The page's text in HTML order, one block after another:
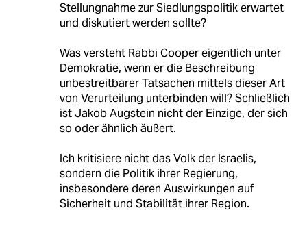
Stellungnahme zur Siedlungspolitik erwartet
und diskutiert werden sollte?
Was versteht Rabbi Cooper eigentlich unter
Demokratie, wenn er die Beschreibung
unbestreitbarer Tatsachen mittels dieser Art
von Verurteilung unterbinden will? Schließlich
ist Jakob Augstein nicht der Einzige, der sich
so oder ähnlich äußert.
Ich kritisiere nicht das Volk der Israelis,
sondern die Politik ihrer Regierung,
insbesondere deren Auswirkungen auf
Sicherheit und Stabilität ihrer Region.